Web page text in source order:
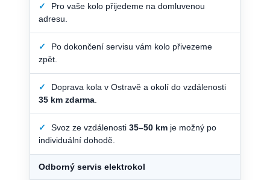
✓
Pro vaše kolo přijedeme na domluvenou
adresu.
✓
Po dokončení servisu vám kolo přivezeme
zpět.
✓
Doprava kola v Ostravě a okolí do vzdálenosti
35 km zdarma
✓ Svoz ze vzdálenosti 35–50 km je možný po
individuální dohodě.
Odborný servis elektrokol